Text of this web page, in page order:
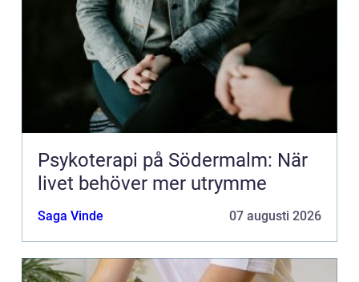
Psykoterapi på Södermalm: När
livet behöver mer utrymme
Saga Vinde 07 augusti 2026